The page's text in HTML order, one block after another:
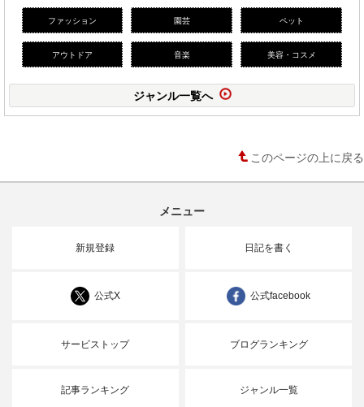
ファッション 園芸 ペット
アウトドア 音楽 美容・コスメ
ジャンル一覧へ
このページの上に戻る
メニュー
新規登録 日記を書く
公式X 公式facebook
サービストップ ブログランキング
記事ランキング ジャンル一覧